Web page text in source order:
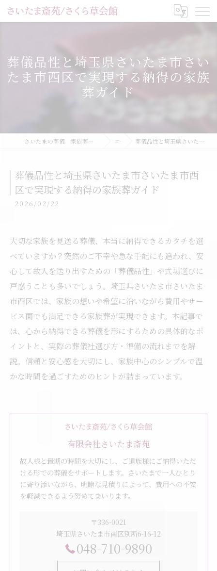
葬儀品性と埼玉県さいたま市さい
たま市西区で実現する納得の家族
葬ガイド
さいたまの葬儀 家族葬 一日葬ならさいたま斎苑/家族葬ホールさくら草会館 コラム 葬儀品性と埼玉県さいたま市さいたま市西区で実現する納得の家族葬ガイド
葬儀品性と埼玉県さいたま市さいたま市西
区で実現する納得の家族葬ガイド
2026/02/22
大切な家族を見送る葬儀、本当に納得できるカタチを選
べていますか？突然のご不幸や急な手配にも追われ、安
心して故人を送り出すための「葬儀品性」や式場選びに
戸惑うことも多いでしょう。埼玉県さいたま市さいたま
市西区では、家族の想いや希望に沿いながら費用やサー
ビス面でも満足できる家族葬が実現できます。本記事で
は、心から納得できる葬儀を形にするための具体的なポ
イントと、実際の葬儀社選び方・準備の流れまでを解
説。信頼と安心感を大切にし、家族中心のシンプルで温
かな時間を過ごすためのヒントが詰まっています。
有限会社さいたま斎苑
故人様と最期の時間を大切にし、ご遺族様にご納得いただ
ける形での葬儀をサポートします。さいたまで一人ひとり
に寄り添いながら、明瞭な見積りによって、費用への不安
を軽減できるよう努めてまいります。
〒336-0021
埼玉県さいたま市南区別所6-16-12
048-710-9890